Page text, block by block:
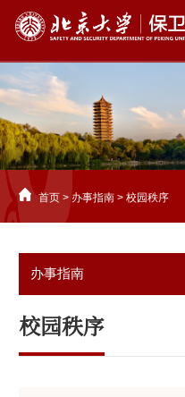
首页 > 办事指南 >校园秩序
办事指南
校园秩序